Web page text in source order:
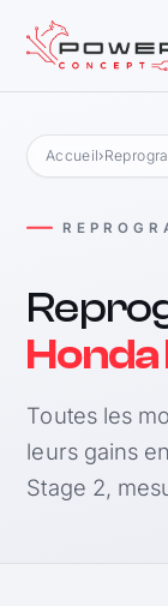
Accueil›
Honda
Toutes les
leurs gains
Stage 2,